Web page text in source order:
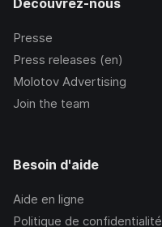
Découvrez-nous
Presse
Press releases (en)
Molotov Advertising
Join the team
Besoin d'aide
Aide en ligne
Politique de confidentialité